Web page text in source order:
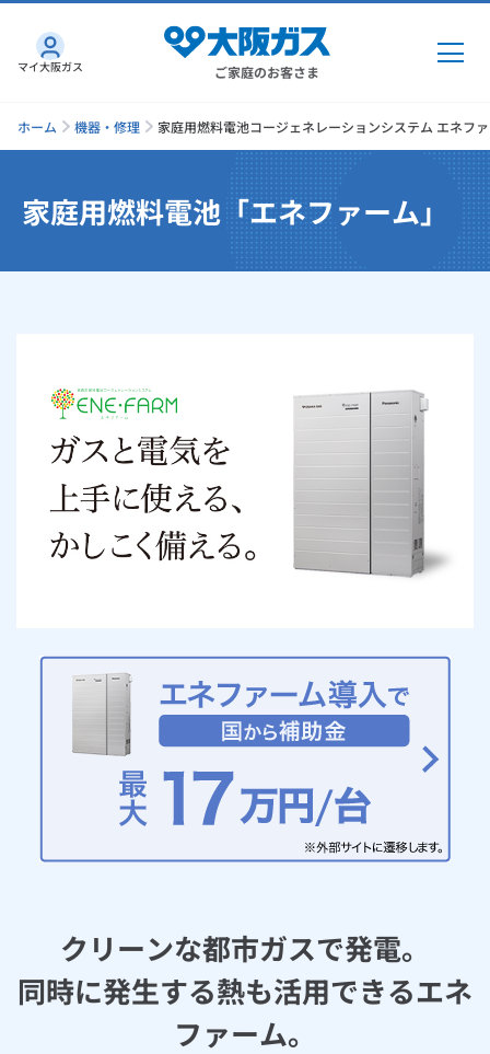
ご家庭のお客さま
ガス・電気
ガストップ
GAS得プラン
一般料金
「大阪ガスの都市ガス」への切り替えについて
電気
電気 トップ
「大阪ガスの電気」が選ばれる理由
太陽光発電余剰電力買取サービス
まとめプラン紹介
ガスと電気の使用開始
の申込
さすガねっとのメリット
料金プラン
工事・開通までの流れ
まとめプラン紹介
簡単プラン診断
インターネットのお申込み
機器・修理 トップ
キッチン
ガス炊飯器
ガスオーブン
レンジフード
食器洗い乾燥機
ガス給湯器
ガス温水浴室暖房乾燥機
「カワック・ミストカワック」
乾太くん
リビング・空調
ガスファンヒーター
ガス温水床暖房「ヌック」
取替用ガスコンセント
ガス栓の増設 プラスライン
ルームエアコン
発電・省エネ
エネファーム
太陽光発電
スマイルーフ
エコキュート
警報器・消火器
ぴこぴこ・スマぴこ・けむぴこ
修理
エラーコード診断
取扱説明書を探す
お近くのガスのお店
らく得リース
らく得保証
ほっ得定額
機器・修理お申込み
くらしのサービス
くらしのサービス トップ
リフォーム・リノベーション
住ミカタ・リフォーム
リノベーション「マイリノ」
住ミカタ・サービス
ホームセキュリティ
みるぴこ
便利・おトク
スマイLINK
FitDish
関西おでかけ納税
お手続き・サポート
お手続き一覧
お問い合わせ
Daigasコラム
マイ大阪ガス
ホーム 機器・修理 家庭用燃料電池コージェネレーションシステム エネフ
家庭用燃料電池「エネファーム」
クリーンな都市ガスで発電。
同時に発生する熱も活用できるエネ
ファーム。